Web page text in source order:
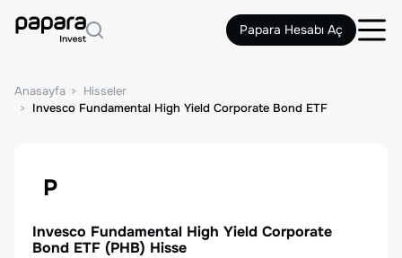
Papara Hesabı Aç
Anasayfa
Hisseler
Invesco Fundamental High Yield Corporate Bond ETF
P
Invesco Fundamental High Yield Corporate
Bond ETF (PHB) Hisse